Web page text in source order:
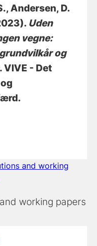
, Andersen, D.
Uden
vegne:
og
. VIVE - Det
and working
working papers